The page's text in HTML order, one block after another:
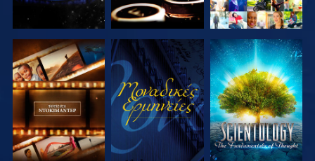
ΕΞΕΡΕΥΝΗΣΤΕ
ΤΗ ΣΕΙΡΑ
ΠΑΡΑΚΟΛΟΥΘΗΣΤΕ
ΕΞΕΡΕΥΝΗΣΤΕ
ΤΗ ΣΕΙΡΑ